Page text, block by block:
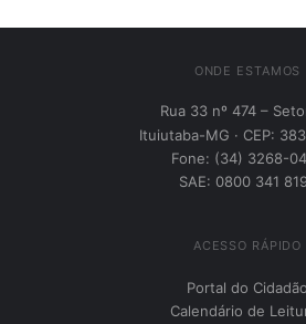
ONDE ESTAMOS
Rua 33 nº 474 –
Ituiutaba-MG · CEP:
Fone: (34) 3268-
SAE: 0800 341
ACESSO RÁPIDO
Portal do Cidadão
Calendário de